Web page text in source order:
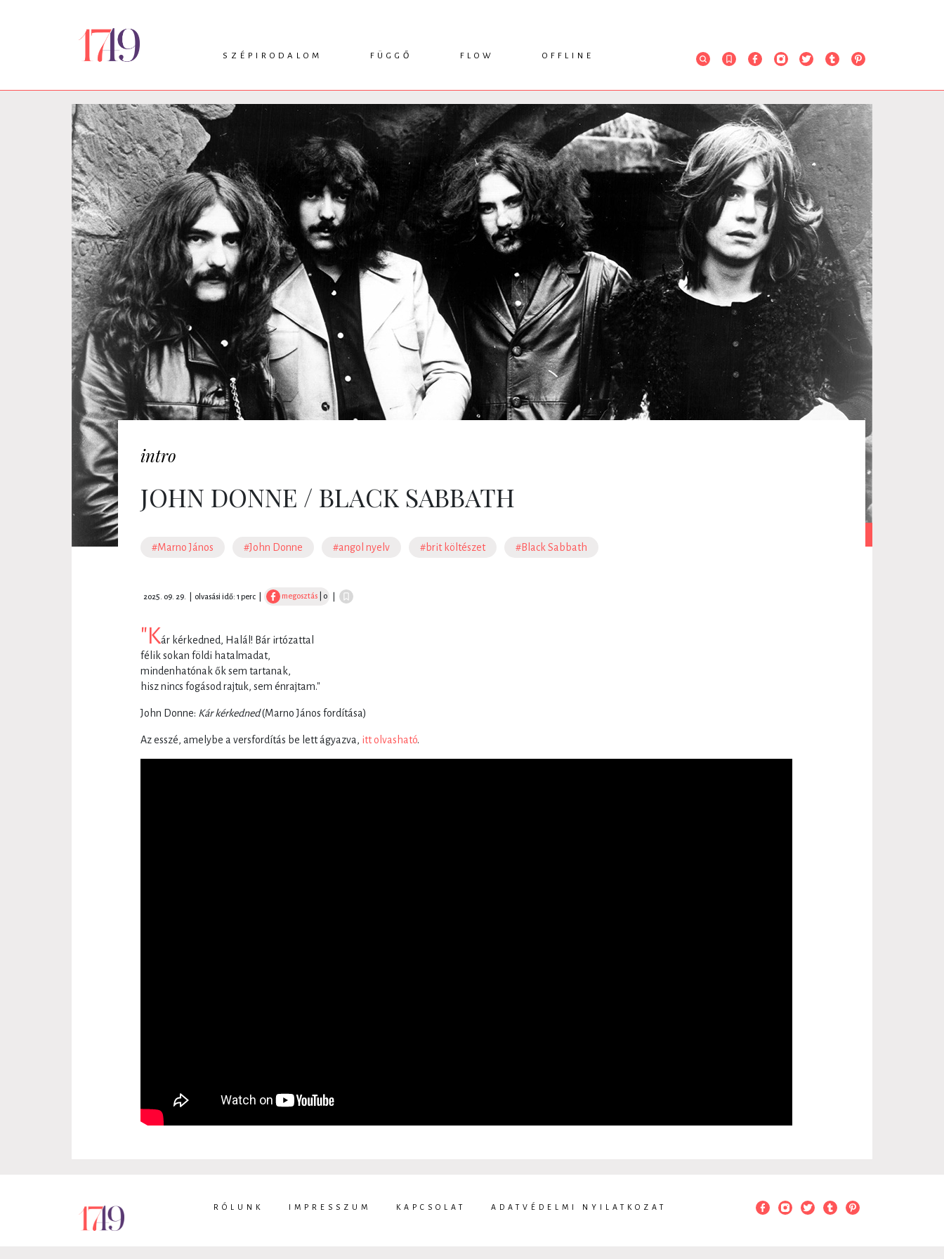
SZÉPIRODALOM
VERS
FÜGGŐ
KRITIKA
PODCAST
FLOW
INTERJÚ
IKSZEK
TOPLISTA
OFFLINE
RENDEZVÉNYEK
intro
JOHN DONNE / BLACK SABBATH
#Marno János #John Donne #angol nyelv #brit költészet #Black Sabbath
2025. 09. 29. olvasási idő: 1 perc megosztás | 0
"Kár kérkedned, Halál! Bár irtózattal
félik sokan földi hatalmadat,
mindenhatónak ők sem tartanak,
hisz nincs fogásod rajtuk, sem énrajtam."
John Donne: Kár kérkedned(Marno János fordítása)
Az esszé, amelybe a versfordítás be lett ágyazva, itt olvasható.
RÓLUNK IMPRESSZUM KAPCSOLAT ADATVÉDELMI NYILATKOZAT